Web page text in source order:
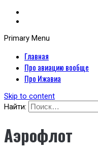
Я люблю
Primary Menu
Главная
Про авиацию вообще
Про Ижавиа
Skip to content
Найти:
Аэрофлот